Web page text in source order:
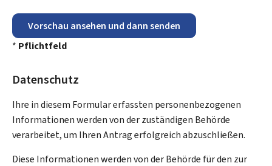
Vorschau ansehen und dann senden
* Pflichtfeld
Datenschutz
Ihre in diesem Formular erfassten personenbezogenen
Informationen werden von der zuständigen Behörde
verarbeitet, um Ihren Antrag erfolgreich abzuschließen.
Diese Informationen werden von der Behörde für den zur